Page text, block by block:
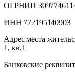
ОГРНИП
ИНН
Адрес места
1, кв.1
Банковские